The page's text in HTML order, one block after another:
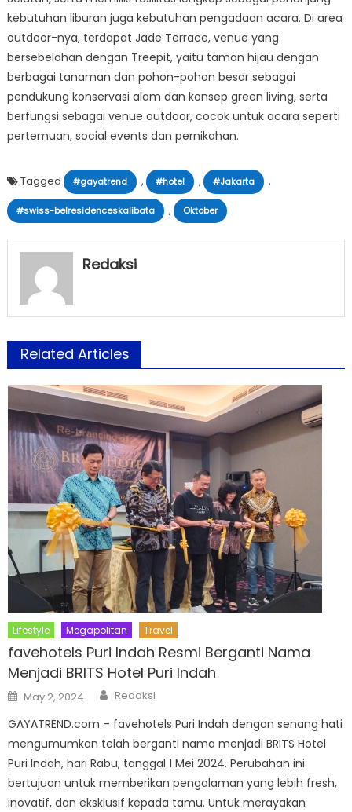
kebutuhan liburan juga kebutuhan pengadaan acara. Di area
outdoor-nya, terdapat Jade Terrace, venue yang
bersebelahan dengan Treepit, yaitu taman hijau dengan
berbagai tanaman dan pohon-pohon besar sebagai
pendukung konservasi alam dan konsep green living, serta
berfungsi sebagai venue outdoor, cocok untuk acara seperti
pertemuan, social events dan pernikahan.
Tagged #gayatrend , #hotel , #Jakarta ,
#swiss-belresidenceskalibata , Oktober
Redaksi
Related Articles
Lifestyle Megapolitan Travel
favehotels Puri Indah Resmi Berganti Nama
Menjadi BRITS Hotel Puri Indah
Posted
on
May 2, 2024 Author
Redaksi
GAYATREND.com – favehotels Puri Indah dengan senang hati
mengumumkan telah berganti nama menjadi BRITS Hotel
Puri Indah, hari Rabu, tanggal 1 Mei 2024. Perubahan ini
bertujuan untuk memberikan pengalaman yang lebih fresh,
inovatif, dan eksklusif kepada tamu. Untuk merayakan